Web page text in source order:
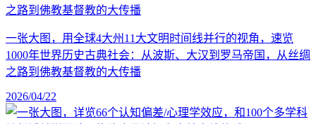
一张大图，用全球4大州11大文明时间线并行的视角，速览
1000年世界历史古典社会：从波斯、大汉到罗马帝国，从丝绸
之路到佛教基督教的大传播
2026/04/22